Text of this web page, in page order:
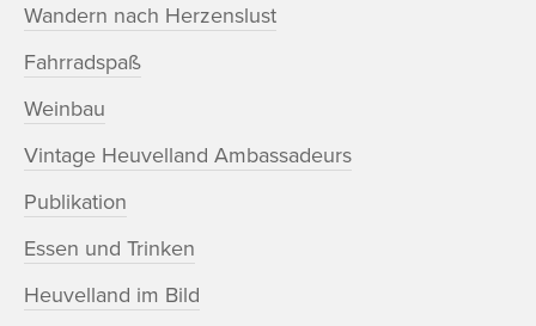
Wandern nach Herzenslust
Fahrradspaß
Weinbau
Vintage Heuvelland Ambassadeurs
Publikation
Essen und Trinken
Heuvelland im Bild